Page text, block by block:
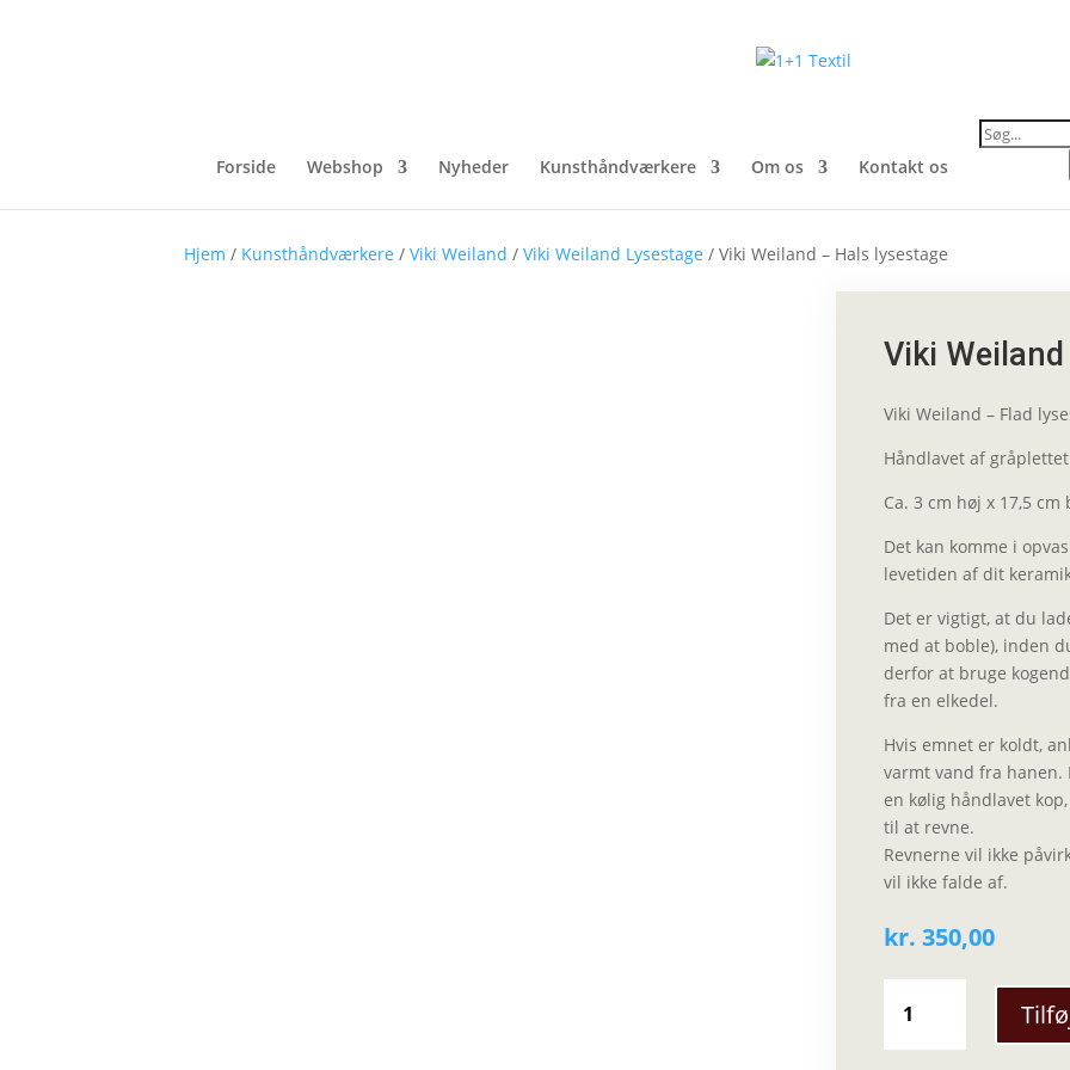
Forside Webshop Nyheder Kunsthåndværkere Om os Kontakt os
Products
search
Hjem / Kunsthåndværkere /Viki Weiland /Viki Weiland Lysestage / Viki Weiland – Hals lysestage
Viki
Viki Weiland – Flad
Håndlavet af
Ca. 3 cm høj x 17,5 cm
Det kan komme i
levetiden af dit
Det er vigtigt, at du
med at boble), inden
derfor at bruge
fra en elkedel.
Hvis emnet er koldt,
varmt vand fra
en kølig håndlavet
til at revne.
Revnerne vil ikke
vil ikke falde af.
kr. 350,00
Weiland
-